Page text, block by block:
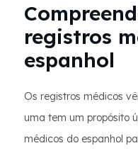
registros
espanhol
Os registros médicos
uma tem um propósito
médicos do espanhol